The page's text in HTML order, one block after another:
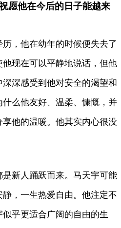
愿他在今后的日子能越来
，他在幼年的时候便失去了
现在可以平静地说话，但他
深感受到他对安全的渴望和
么他友好、温柔、慷慨，并
他的温暖。他其实内心很没
新人踊跃而来。马天宇可能
，一生热爱自由。他注定不
乎更适合广阔的自由的生